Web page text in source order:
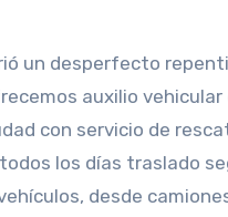
auxilio vehicular
con servicio de
los días traslado
desde